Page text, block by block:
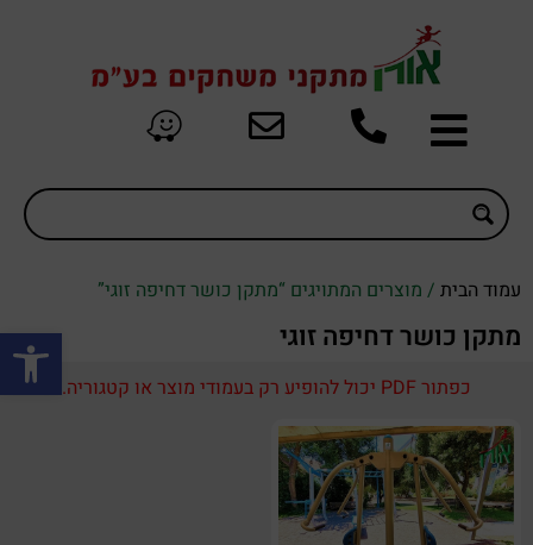
פתח
עמוד הבית / מוצרים המתויגים “מתקן כושר דחיפה זוגי”
מתקן כושר דחיפה זוגי
כפתור PDF יכול להופיע רק בעמודי מוצר או קטגוריה.